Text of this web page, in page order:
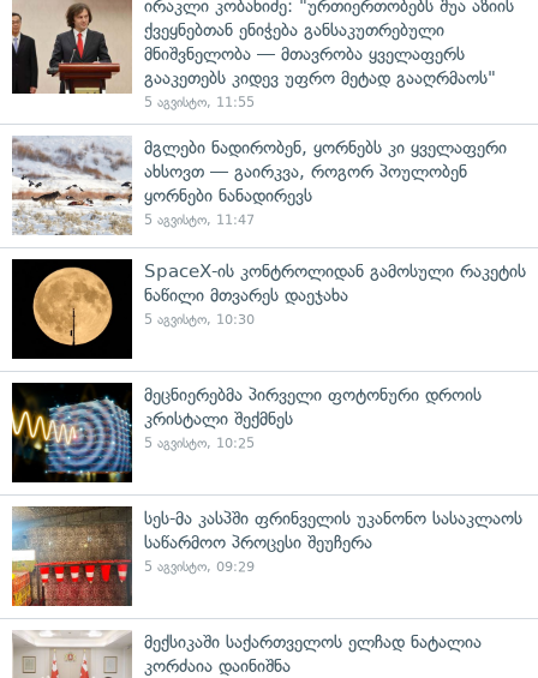
ირაკლი კობახიძე: "ურთიერთობებს შუა აზიის
ქვეყნებთან ენიჭება განსაკუთრებული
მნიშვნელობა — მთავრობა ყველაფერს
გააკეთებს კიდევ უფრო მეტად გააღრმაოს"
5 აგვისტო, 11:55
მგლები ნადირობენ, ყორნებს კი ყველაფერი
ახსოვთ — გაირკვა, როგორ პოულობენ
ყორნები ნანადირევს
5 აგვისტო, 11:47
SpaceX-ის კონტროლიდან გამოსული რაკეტის
ნაწილი მთვარეს დაეჯახა
5 აგვისტო, 10:30
მეცნიერებმა პირველი ფოტონური დროის
კრისტალი შექმნეს
5 აგვისტო, 10:25
სეს-მა კასპში ფრინველის უკანონო სასაკლაოს
საწარმოო პროცესი შეუჩერა
5 აგვისტო, 09:29
მექსიკაში საქართველოს ელჩად ნატალია
კორძაია დაინიშნა